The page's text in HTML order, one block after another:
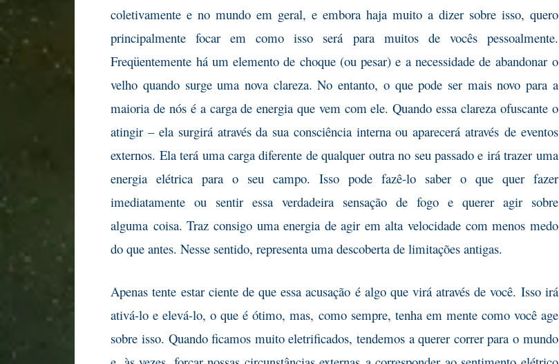
coletivamente e no mundo em geral, e embora haja muito a dizer sobre isso, quero
principalmente focar em como isso será para muitos de vocês pessoalmente.
Freqüentemente há um elemento de choque (ou pesar) e a necessidade de abandonar o
velho quando surge uma nova clareza. No entanto, o que pode ser mais novo para a
maioria de nós é a carga de energia que vem com ele. Quando essa clareza ofuscante o
atingir – ela surgirá através da sua consciência interna ou aparecerá através de eventos
externos. Ela terá uma carga diferente de qualquer outra no seu passado e irá trazer uma
energia elétrica para o seu campo. Isso pode fazê-lo saber o que quer fazer
imediatamente ou sentir essa verdadeira sensação de fogo e querer agir sobre
alguma coisa. Traz consigo uma energia de agir em alta velocidade com menos medo
do que antes. Nesse sentido, representa uma descoberta de limitações antigas.
Apenas tente estar ciente de que essa acusaçãoé algo que virá através de você. Isso irá
ativá-lo e elevá-lo, o que é ótimo, mas, como sempre, tenha em mente como você age
sobre isso. Quando ficamos muito eletrificados, tendemos a querer correr para o mundo